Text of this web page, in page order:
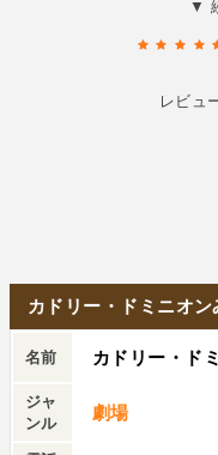
▼
レビュ
カドリー・ドミニオ
名前 カドリー・ド
ジャ
ンル
劇場